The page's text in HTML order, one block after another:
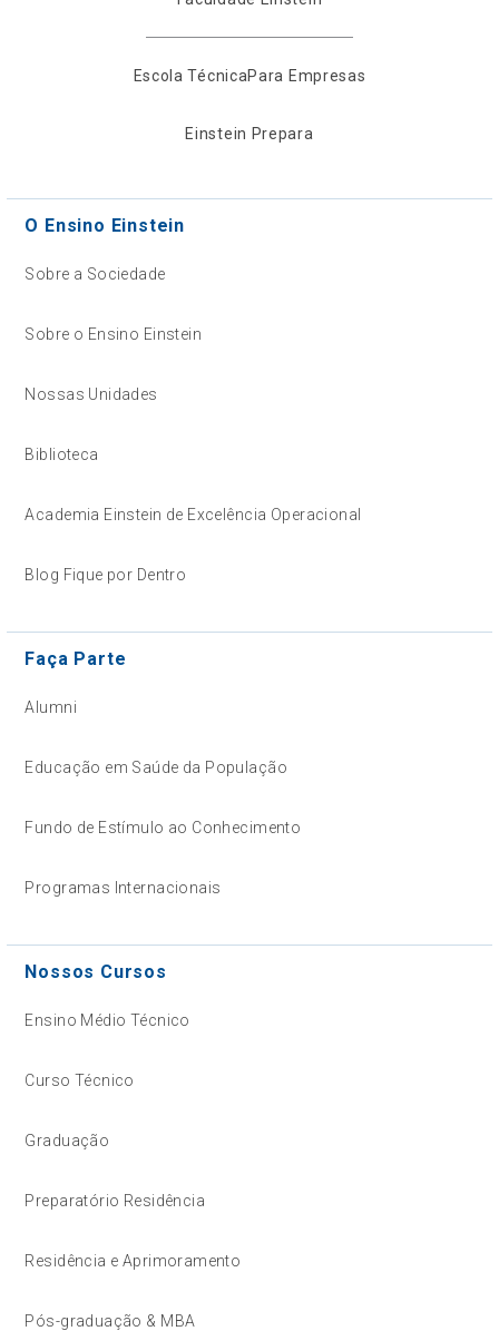
Escola TécnicaPara Empresas
Einstein Prepara
O Ensino Einstein
Sobre a Sociedade
Sobre o Ensino Einstein
Nossas Unidades
Biblioteca
Academia Einstein de Excelência Operacional
Blog Fique por Dentro
Faça Parte
Alumni
Educação em Saúde da População
Fundo de Estímulo ao Conhecimento
Programas Internacionais
Nossos Cursos
Ensino Médio Técnico
Curso Técnico
Graduação
Preparatório Residência
Residência e Aprimoramento
Pós-graduação & MBA